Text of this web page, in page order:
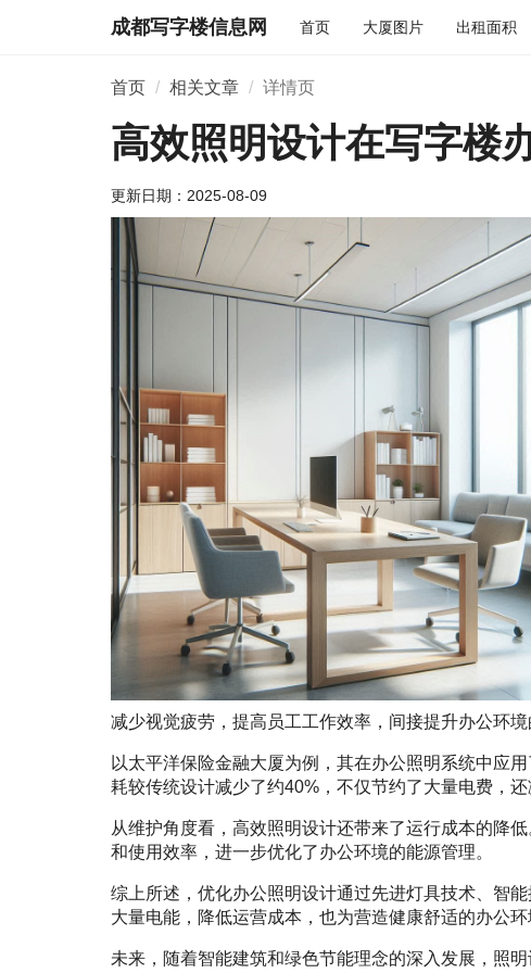
成都写字楼信息网 首页 大厦图片 出租面积
首页 相关文章 详情页
高效照明设计在写字楼
更新日期： 2025-08-09
减少视觉疲劳，提高员工工作效率，间接提升办公环境
以太平洋保险金融大厦为例，其在办公照明系统中应
耗较传统设计减少了约40%，不仅节约了大量电费，
从维护角度看，高效照明设计还带来了运行成本的降
和使用效率，进一步优化了办公环境的能源管理。
综上所述，优化办公照明设计通过先进灯具技术、智
大量电能，降低运营成本，也为营造健康舒适的办公环
未来，随着智能建筑和绿色节能理念的深入发展，照